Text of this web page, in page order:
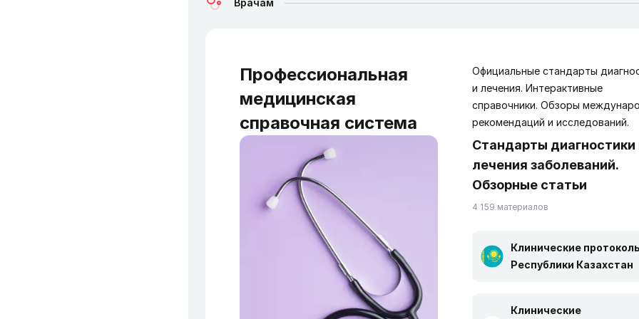
Врачам
Профессиональная
медицинская
справочная система
Официальные стандарты
и лечения. Интерактивные
справочники. Обзоры
рекомендаций и исследований.
Стандарты диагностики
лечения заболеваний.
Обзорные статьи
4 159 материалов
Клинические
Республики Казахстан
Клинические